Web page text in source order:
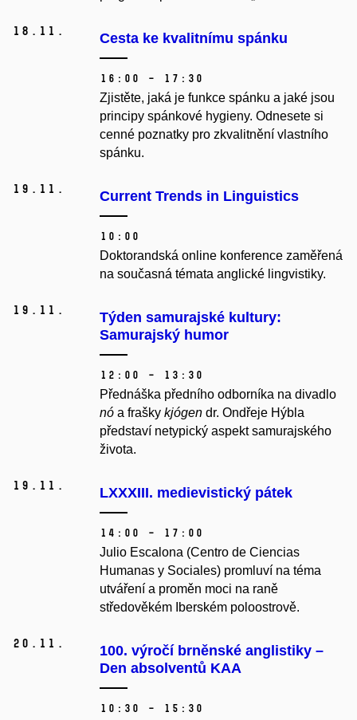
18. 11. Cesta ke kvalitnímu spánku
16:00 – 17:30
Zjistěte, jaká je funkce spánku a jaké jsou
principy spánkové hygieny. Odnesete si
cenné poznatky pro zkvalitnění vlastního
spánku.
19. 11. Current Trends in Linguistics
10:00
Doktorandská online konference zaměřená
na současná témata anglické lingvistiky.
19. 11.
Týden samurajské kultury:
Samurajský humor
12:00 – 13:30
Přednáška předního odborníka na divadlo
nó a frašky kjógen dr. Ondřeje Hýbla
představí netypický aspekt samurajského
života.
19. 11. LXXXIII. medievistický pátek
14:00 – 17:00
Julio Escalona (Centro de Ciencias
Humanas y Sociales) promluví na téma
utváření a proměn moci na raně
středověkém Iberském poloostrově.
20. 11.
100. výročí brněnské anglistiky –
Den absolventů KAA
10:30 – 15:30